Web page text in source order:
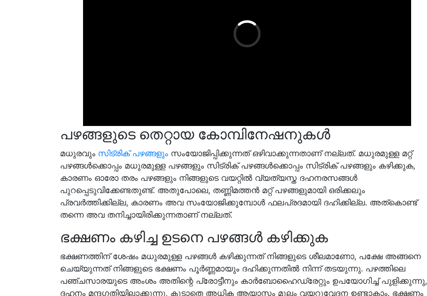
പഴങ്ങളുടെ തെറ്റായ കോമ്പിനേഷനുകൾ
മധുരവും സിട്രിക് പഴങ്ങളും സംയോജിപ്പിക്കുന്നത് ഒഴിവാക്കുന്നതാണ് നല്ലത്. മധുരമുള്ള മറ്റ്
പഴങ്ങൾക്കൊപ്പം മധുരമുള്ള പഴങ്ങളും സിട്രിക് പഴങ്ങൾക്കൊപ്പം സിട്രിക് പഴങ്ങളും കഴിക്കുക,
കാരണം ഓരോ തരം പഴങ്ങളും നിങ്ങളുടെ വയറ്റിൽ വ്യത്യസ്ത ദഹനരസങ്ങൾ
പുറപ്പെടുവിക്കേണ്ടതുണ്ട്. അതുപോലെ, തണ്ണിമത്തൻ മറ്റ് പഴങ്ങളുമായി ഒരിക്കലും
പ്രവർത്തിക്കില്ല, കാരണം അവ സംയോജിക്കുമ്പോൾ ഫലപ്രദമായി ദഹിക്കില്ല. അത്കൊണ്ട്
തന്നെ അവ തനിച്ചായിരിക്കുന്നതാണ് നല്ലത്.
ഭക്ഷണം കഴിച്ച ഉടനെ പഴങ്ങൾ കഴിക്കുക
ഭക്ഷണത്തിന് ശേഷം മധുരമുള്ള പഴങ്ങൾ കഴിക്കുന്നത് നിങ്ങളുടെ ശീലമാണോ, പക്ഷേ അങ്ങനെ
ചെയ്യുന്നത് നിങ്ങളുടെ ഭക്ഷണം പൂർണ്ണമായും ദഹിക്കുന്നതിൽ നിന്ന് തടയുന്നു. പഴത്തിലെ
പഞ്ചസാരയുടെ അംശം അതിന്റെ പ്രോട്ടീനും കാർബോഹൈഡ്രേറ്റും ഉപയോഗിച്ച് പുളിക്കുന്നു,
ദഹനം മന്ദഗതിയിലാക്കുന്നു, കൂടാതെ അധിക ആയാസം മൂലം വയറുവേദന ഉണ്ടാകാം. ഭക്ഷണം